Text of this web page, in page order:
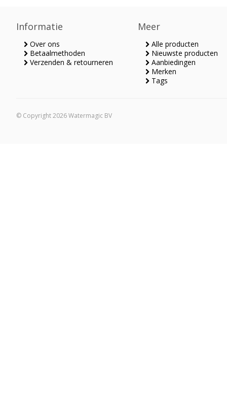
Informatie
Over ons
Betaalmethoden
Verzenden & retourneren
Meer
Alle producten
Nieuwste producten
Aanbiedingen
Merken
Tags
© Copyright 2026 Watermagic BV